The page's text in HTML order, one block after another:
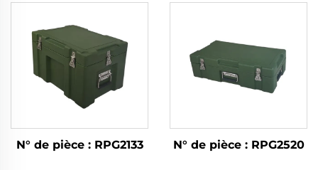
N° de pièce : RPG2133 N° de pièce : RPG2520